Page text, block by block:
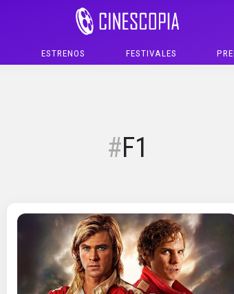
ESTRENOS FESTIVALES
F1